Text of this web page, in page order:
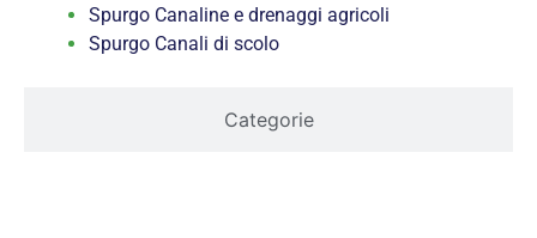
Categorie
Spurgo Canaline e drenaggi agricoli
Spurgo Canali di scolo